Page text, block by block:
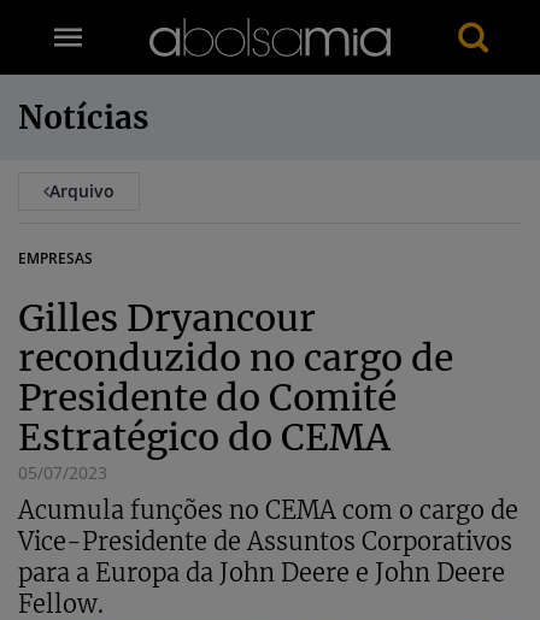
Notícias
Arquivo
EMPRESAS
Gilles Dryancour
reconduzido no cargo de
Presidente do Comité
Estratégico do CEMA
05/07/2023
Acumula funções no CEMA com o cargo de
Vice-Presidente de Assuntos Corporativos
para a Europa da John Deere e John Deere
Fellow.